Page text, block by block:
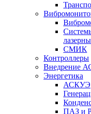
СМИК
Контроллеры
Внедрение
Энергетика
АСКУЭ
ПАЗ и